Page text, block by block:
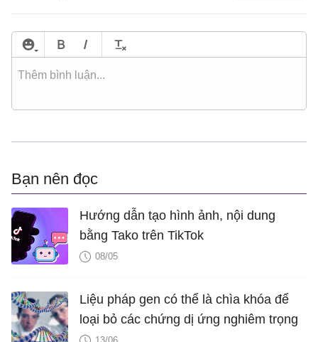
Bạn nên đọc
Hướng dẫn tạo hình ảnh, nội dung
bằng Tako trên TikTok
08/05
Liệu pháp gen có thể là chìa khóa để
loại bỏ các chứng dị ứng nghiêm trọng